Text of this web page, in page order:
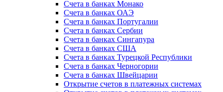
Счета в банках Монако
Счета в банках ОАЭ
Счета в банках Португалии
Счета в банках Сербии
Счета в банках Сингапура
Счета в банках США
Счета в банках Турецкой Республики
Счета в банках Черногории
Счета в банках Швейцарии
Открытие счетов в платежных системах